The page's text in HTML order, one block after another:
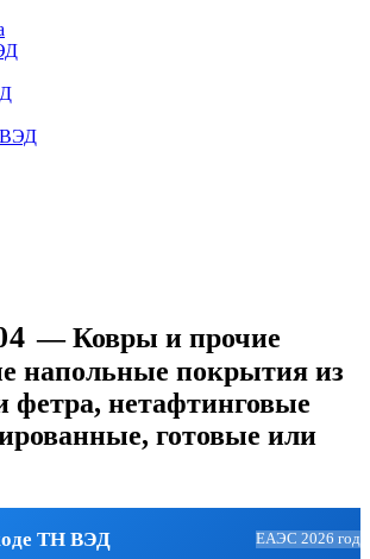
— Ковры и прочие
напольные покрытия из
фетра, нетафтинговые
готовые или
ТН ВЭД ЕАЭС 2026 год